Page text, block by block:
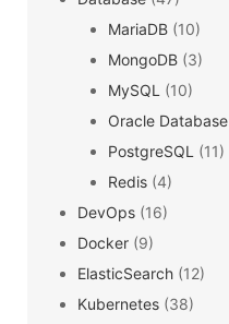
MariaDB (10)
MongoDB (3)
MySQL (10)
Oracle Database
PostgreSQL (11)
Redis (4)
DevOps (16)
Docker (9)
ElasticSearch (12)
Kubernetes (38)